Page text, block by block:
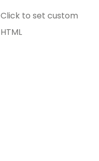
Click to set custom
HTML